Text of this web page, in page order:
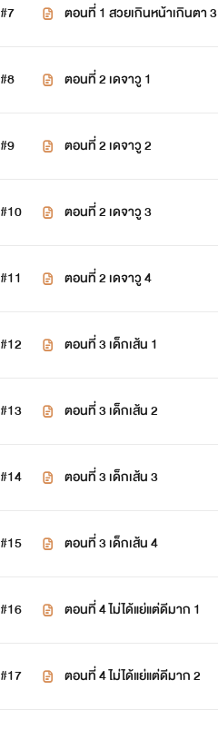
#7 ตอนที่ 1 สวยเกินหน้าเกินตา 3
#8 ตอนที่ 2 เดจาวู 1
#9 ตอนที่ 2 เดจาวู 2
#10 ตอนที่ 2 เดจาวู 3
#11 ตอนที่ 2 เดจาวู 4
#12 ตอนที่ 3 เด็กเส้น 1
#13 ตอนที่ 3 เด็กเส้น 2
#14 ตอนที่ 3 เด็กเส้น 3
#15 ตอนที่ 3 เด็กเส้น 4
#16 ตอนที่ 4 ไม่ได้แย่แต่ดีมาก 1
#17 ตอนที่ 4 ไม่ได้แย่แต่ดีมาก 2